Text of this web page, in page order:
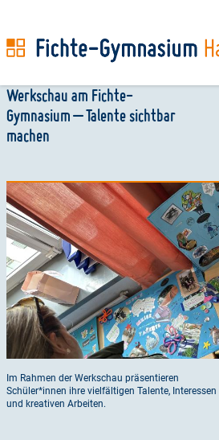
Direkt
zum
Inhalt
Werkschau am Fichte-
Gymnasium – Talente sichtbar
machen
Im Rahmen der Werkschau präsentieren
Schüler*innen ihre vielfältigen Talente, Interessen
und kreativen Arbeiten.